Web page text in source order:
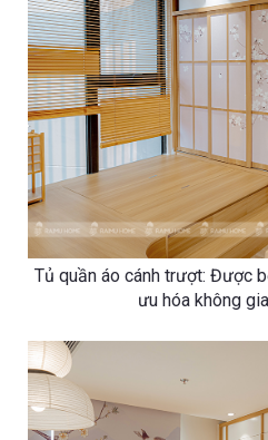
Tủ quần áo cánh trượt: Được
ưu hóa không